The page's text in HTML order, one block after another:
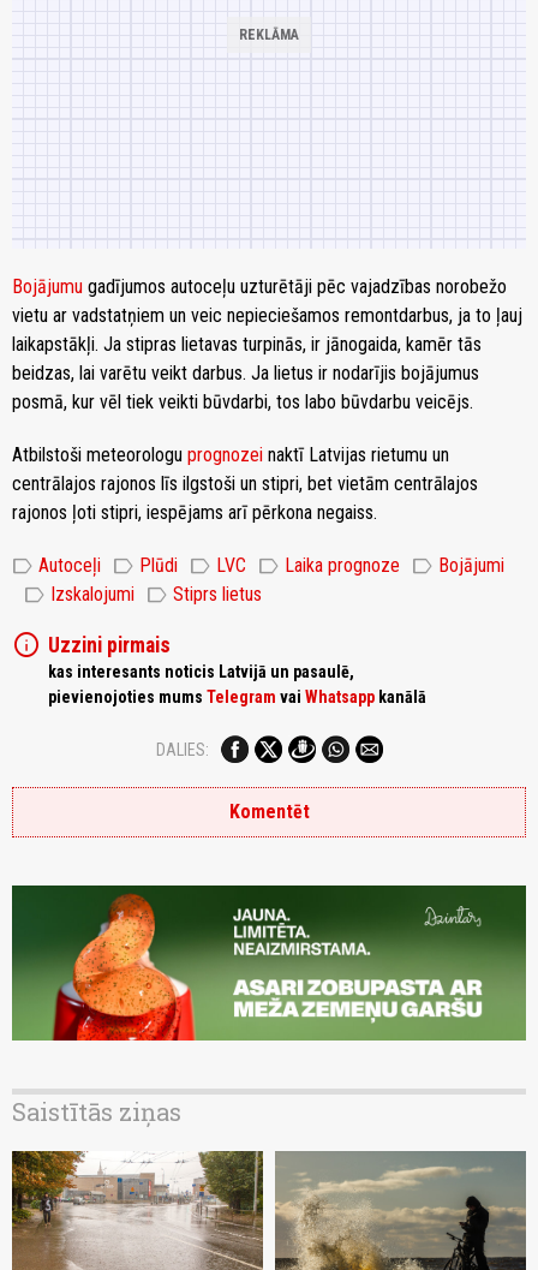
Bojājumu gadījumos autoceļu uzturētāji pēc vajadzības norobežo
vietu ar vadstatņiem un veic nepieciešamos remontdarbus, ja to ļauj
laikapstākļi. Ja stipras lietavas turpinās, ir jānogaida, kamēr tās
beidzas, lai varētu veikt darbus. Ja lietus ir nodarījis bojājumus
posmā, kur vēl tiek veikti būvdarbi, tos labo būvdarbu veicējs.
Atbilstoši meteorologu prognozei naktī Latvijas rietumu un
centrālajos rajonos līs ilgstoši un stipri, bet vietām centrālajos
rajonos ļoti stipri, iespējams arī pērkona negaiss.
label Autoceļi label Plūdi label LVC label Laika prognoze label Bojājumi
label Izskalojumi label Stiprs lietus
info Uzzini pirmais
kas interesants noticis Latvijā un pasaulē,
pievienojoties mums Telegram vai Whatsapp kanālā
DALIES:
Komentēt
Saistītās ziņas